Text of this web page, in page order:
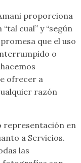
proporciona
cual” y “según
que el uso
o
ofrecer a
razón
representación en
a Servicios.
las